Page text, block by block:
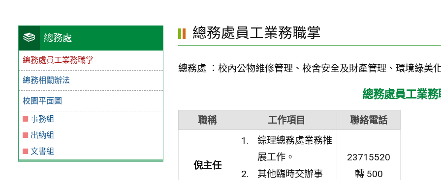
總務處
總務處員工業務職掌
總務相關辦法
校園平面圖
事務組
出納組
文書組
總務處員工業務職掌
總務處 ：校內公物維修管理、校舍安全及財產管理、環境綠美
總務處員工業務
職稱 工作項目 聯絡電話
倪主任
綜理總務處業務推
展工作。
其他臨時交辦事
23715520
轉 500